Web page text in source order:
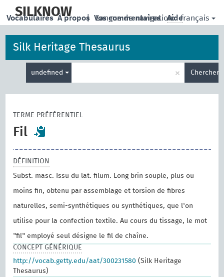
main
SILKNOW | Langue de navigation: français
Vocabulaires À propos Vos commentaires Aide
Silk Heritage Thesaurus
undefined
de
× Chercher
TERME PRÉFÉRENTIEL
Fil
DÉFINITION
Subst. masc. Issu du lat. filum. Long brin souple, plus ou
moins fin, obtenu par assemblage et torsion de fibres
naturelles, semi-synthétiques ou synthétiques, que l'on
utilise pour la confection textile. Au cours du tissage, le mot
"fil" employé seul désigne le fil de chaîne.
CONCEPT GÉNÉRIQUE
http://vocab.getty.edu/aat/300231580 (Silk Heritage
Thesaurus)